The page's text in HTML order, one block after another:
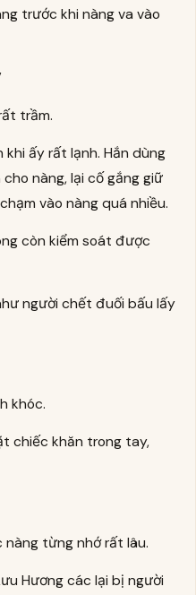
trước khi nàng va vào
trầm.
ấy rất lạnh. Hắn dùng
nàng, lại cố gắng giữ
vào nàng quá nhiều.
còn kiểm soát được
người chết đuối bấu lấy
khóc.
chiếc khăn trong tay,
từng nhớ rất lâu.
Hương các lại bị người